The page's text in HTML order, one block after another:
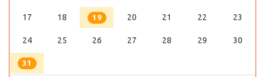
17 18 19 20 21 22 23
24 25 26 27 28 29 30
31